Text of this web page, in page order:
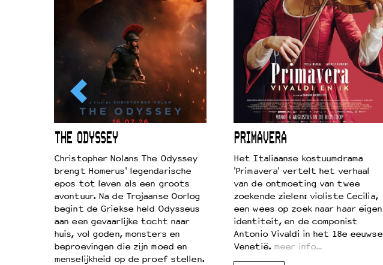
THE ODYSSEY
Christopher Nolans The Odyssey
brengt Homerus' legendarische
epos tot leven als een groots
avontuur. Na de Trojaanse Oorlog
begint de Griekse held Odysseus
aan een gevaarlijke tocht naar
huis, vol goden, monsters en
beproevingen die zijn moed en
menselijkheid op de proef stellen.
PRIMAVERA
Het Italiaanse kostuumdrama
'Primavera' vertelt het verhaal
van de ontmoeting van twee
zoekende zielen: violiste Cecilia,
een wees op zoek naar haar eigen
identiteit, en de componist
Antonio Vivaldi in het 18e eeuwse
Venetië. meer info…